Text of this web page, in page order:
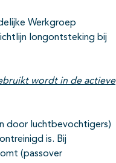
Werkgroep
longontsteking bij
wordt in de actieve
door luchtbevochtigers)
is. Bij
(passover